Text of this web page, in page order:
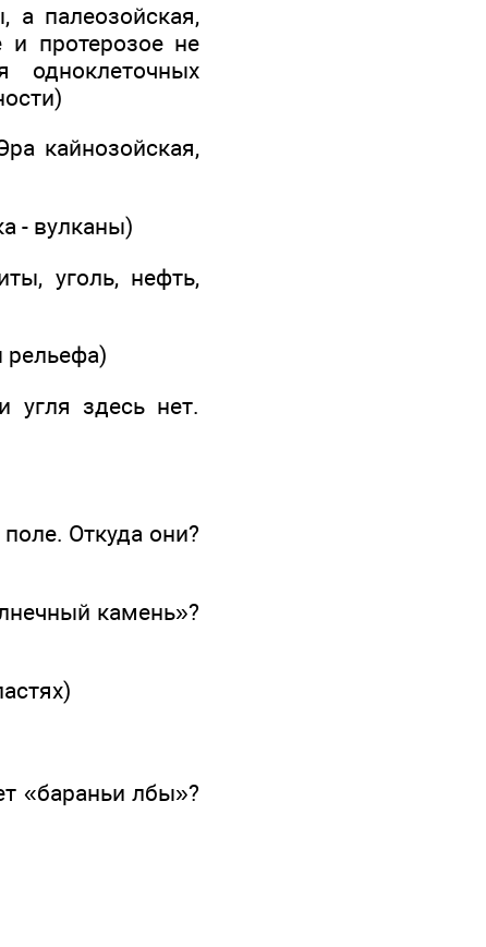
а палеозойская,
и протерозое не
кайнозойская,
- вулканы)
уголь, нефть,
рельефа)
здесь нет.
Откуда они?
камень»?
«бараньи лбы»?